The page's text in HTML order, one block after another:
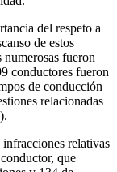
del respeto a
de estos
fueron
conductores fueron
de conducción
relacionadas
relativas
que